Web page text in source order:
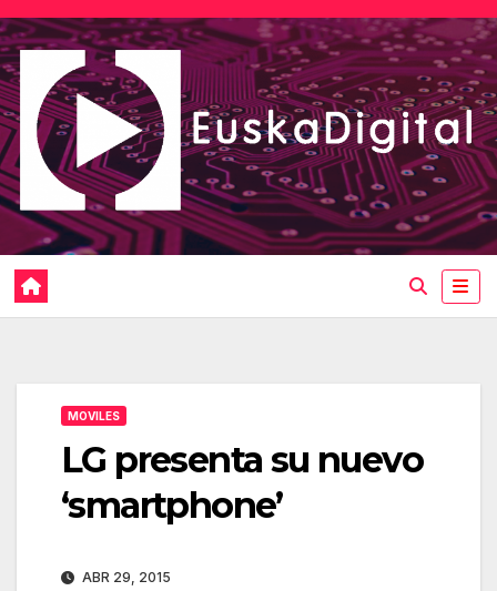
Saltar
al
contenido
MOVILES
LG presenta su nuevo
‘smartphone’
ABR 29, 2015